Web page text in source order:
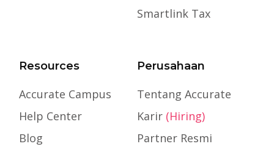
Smartlink Tax
Resources
Accurate Campus
Help Center
Blog
Perusahaan
Tentang Accurate
Karir (Hiring)
Partner Resmi